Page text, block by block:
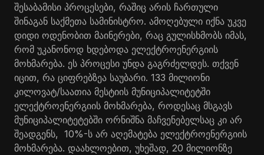
შესაბამისი პროცესები, რაშიც არის ჩართული
შინაგან საქმეთა სამინისტრო. ამოღებული იქნა უკვე
დიდი ოდენობით მაინერები, რაც გულისხმობს იმას,
რომ უკანონოდ ხდებოდა ელექტროენერგიის
მოხმარება. ეს პროცესი უნდა გაგრძელდეს. თქვენ
იცით, რა ციფრებზეა საუბარი. 133 მილიონი
კილოვატ/საათია მესტიის მუნიციპალიტეტში
ელექტროენერგიის მოხმარება, როდესაც მსგავს
მუნიციპალიტეტებში ორნიშნა მაჩვენებელსაც კი არ
შეადგენს, 10%-ს არ აღემატება ელექტროენერგიის
მოხმარება. დაახლოებით, უხეშად, 20 მილიონზე